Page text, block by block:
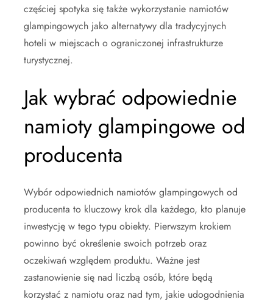
częściej spotyka się także wykorzystanie namiotów
glampingowych jako alternatywy dla tradycyjnych
hoteli w miejscach o ograniczonej infrastrukturze
turystycznej.
Jak wybrać odpowiednie
namioty glampingowe od
producenta
Wybór odpowiednich namiotów glampingowych od
producenta to kluczowy krok dla każdego, kto planuje
inwestycję w tego typu obiekty. Pierwszym krokiem
powinno być określenie swoich potrzeb oraz
oczekiwań względem produktu. Ważne jest
zastanowienie się nad liczbą osób, które będą
korzystać z namiotu oraz nad tym, jakie udogodnienia